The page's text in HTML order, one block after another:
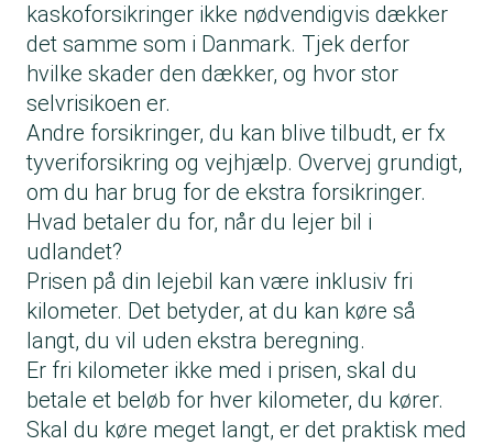
kaskoforsikringer ikke nødvendigvis dækker
det samme som i Danmark. Tjek derfor
hvilke skader den dækker, og hvor stor
selvrisikoen er.
Andre forsikringer, du kan blive tilbudt, er fx
tyveriforsikring og vejhjælp. Overvej grundigt,
om du har brug for de ekstra forsikringer.
Hvad betaler du for, når du lejer bil i
udlandet?
Prisen på din lejebil kan være inklusiv fri
kilometer. Det betyder, at du kan køre så
langt, du vil uden ekstra beregning.
Er fri kilometer ikke med i prisen, skal du
betale et beløb for hver kilometer, du kører.
Skal du køre meget langt, er det praktisk med